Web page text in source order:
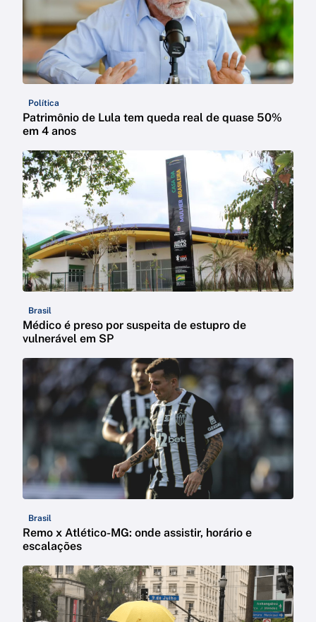
Política
Patrimônio de Lula tem queda real de quase 50%
em 4 anos
Brasil
Médico é preso por suspeita de estupro de
vulnerável em SP
Brasil
Remo x Atlético-MG: onde assistir, horário e
escalações